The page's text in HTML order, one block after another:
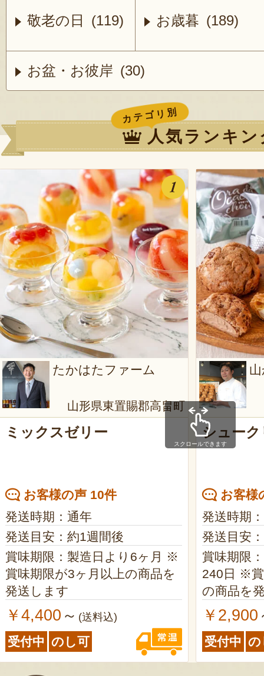
敬老の日 (119) お歳暮 (189)
お盆・お彼岸 (30)
カテゴリ別
人気ランキン
たかはたファーム
山形県東置賜郡高畠町
ミックスゼリー
お客様の声 10件
発送時期：通年
発送目安：約1週間後
賞味期限：製造日より6ヶ月 ※
賞味期限が3ヶ月以上の商品を
発送します
￥4,400 ～ (送料込)
受付中 のし可
シューク
お客様
発送時期
発送目安
賞味期限
240日 ※賞味期限が200日以上
の商品を
￥2,900
受付中 の
スクロールできます